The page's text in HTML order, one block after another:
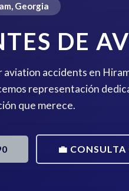
Georgia
DE
accidents en
representación
que merece.
💼